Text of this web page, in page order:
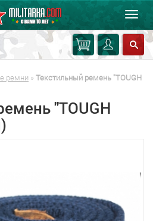
ремни » Текстильный ремень "TOUGH
"TOUGH